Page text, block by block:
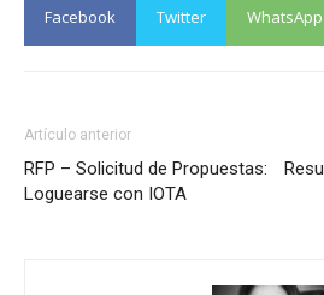
Facebook Twitter WhatsApp
Artículo anterior
RFP – Solicitud de Propuestas:
Loguearse con IOTA